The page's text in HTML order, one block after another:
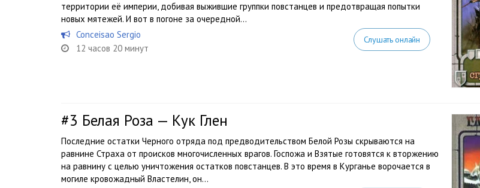
территории её империи, добивая выжившие группки повстанцев и предотвращая попытки
новых мятежей. И вот в погоне за очередной...
Conceisao Sergio
12 часов 20 минут
Слушать онлайн
#3 Белая Роза — Кук Глен
Последние остатки Черного отряда под предводительством Белой Розы скрываются на
равнине Страха от происков многочисленных врагов. Госпожа и Взятые готовятся к вторжению
на равнину с целью уничтожения остатков повстанцев. В это время в Курганье ворочается в
могиле кровожадный Властелин, он...